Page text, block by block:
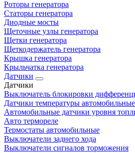
Роторы генератора
Статоры генератора
Диодные мосты
Щеточные узлы генератора
Щетки генератора
Щеткодержатель генератора
Крышка генератора
Крыльчатка генератора
Датчики
Датчики
Выключатель блокировки
Датчики температуры автомобильные
Автомобильные датчики уровня
Авто термореле
Термостаты автомобильные
Выключатели заднего хода
Выключатели сигналов торможения